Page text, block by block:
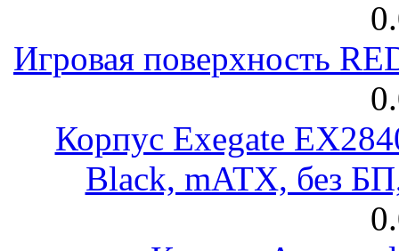
Игровая поверхность
Корпус Exegate
Black, mATX, без